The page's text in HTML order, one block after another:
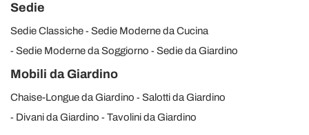
Sedie
Sedie Classiche
Sedie Moderne da Cucina
Sedie Moderne da Soggiorno
Sedie da Giardino
Mobili da Giardino
Chaise-Longue da Giardino
Salotti da Giardino
Divani da Giardino
Tavolini da Giardino